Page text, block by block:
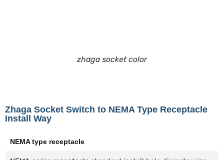
zhaga socket color
Zhaga Socket Switch to NEMA Type Receptacle
Install Way
NEMA type receptacle